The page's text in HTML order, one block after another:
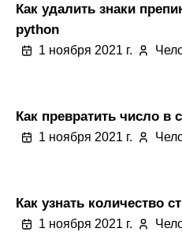
Как удалить знаки
python
1 ноября 2021 г.
Как превратить число в
1 ноября 2021 г.
Как узнать количество
1 ноября 2021 г.